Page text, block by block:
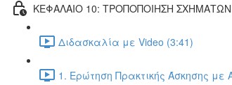
ΚΕΦΑΛΑΙΟ 10: ΤΡΟΠΟΠΟΙΗΣΗ ΣΧΗΜΑΤΩΝ
Διδασκαλία με Video (3:41)
1. Ερώτηση Πρακτικής Άσκησης